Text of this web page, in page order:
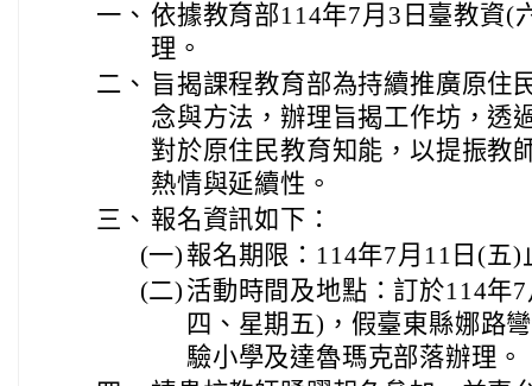
一、 依據教育部114年7月3日臺教資(
理。
二、 旨揭課程教育部為持續推廣原住
念與方法，辦理旨揭工作坊，透
對於原住民教育知能，以提振教
熱情與延續性。
三、 報名資訊如下：
(一) 報名期限：114年7月11日(五)
(二) 活動時間及地點：訂於114年
四、星期五)，假臺東縣娜路
驗小學及達魯瑪克部落辦理。